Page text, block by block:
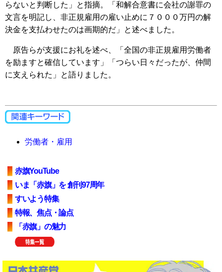
らないと判断した」と指摘。「和解合意書に会社の謝罪の
文言を明記し、非正規雇用の雇い止めに７０００万円の解
決金を支払わせたのは画期的だ」と述べました。
原告らが支援にお礼を述べ、「全国の非正規雇用労働者
を励ますと確信しています」「つらい日々だったが、仲間
に支えられた」と語りました。
労働者・雇用
赤旗YouTube
いま「赤旗」を 創刊97周年
すいよう特集
特報、焦点・論点
「赤旗」の魅力